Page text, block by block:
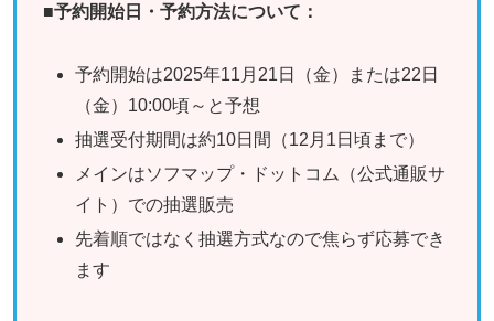
■予約開始日・予約方法について：
予約開始は2025年11月21日（金）または22日
（金）10:00頃～と予想
抽選受付期間は約10日間（12月1日頃まで）
メインはソフマップ・ドットコム（公式通販サ
イト）での抽選販売
先着順ではなく抽選方式なので焦らず応募でき
ます